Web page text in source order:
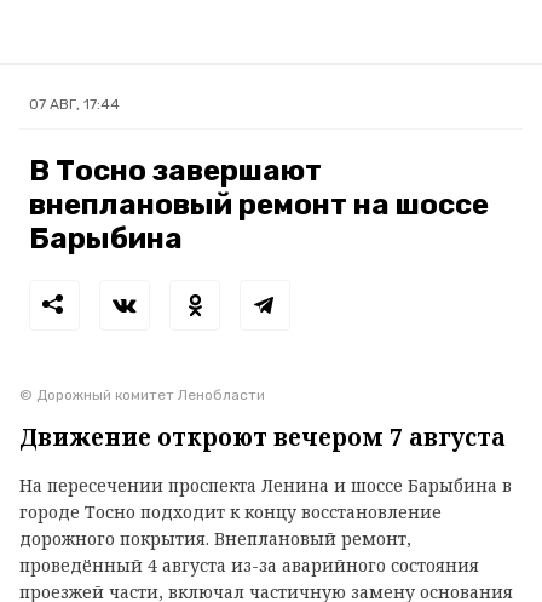
07 АВГ, 17:44
В Тосно завершают
внеплановый ремонт на шоссе
Барыбина
© Дорожный комитет Ленобласти
Движение откроют вечером 7 августа
На пересечении проспекта Ленина и шоссе Барыбина в
городе Тосно подходит к концу восстановление
дорожного покрытия. Внеплановый ремонт,
проведённый 4 августа из-за аварийного состояния
проезжей части, включал частичную замену основания